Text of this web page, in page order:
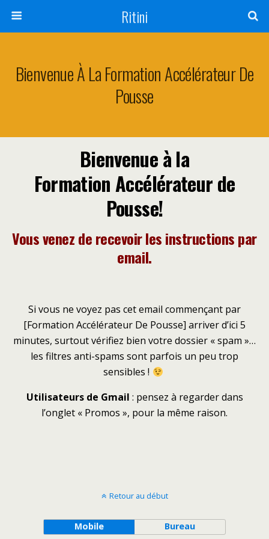
Ritini
Bienvenue À La Formation Accélérateur De
Pousse
Bienvenue à la
Formation Accélérateur de
Pousse!
Vous venez de recevoir les instructions par
email.
Si vous ne voyez pas cet email commençant par
[Formation Accélérateur De Pousse] arriver d’ici 5
minutes, surtout vérifiez bien votre dossier « spam »…
les filtres anti-spams sont parfois un peu trop
sensibles !
Utilisateurs de Gmail : pensez à regarder dans
l’onglet « Promos », pour la même raison.
Retour au début
Mobile Bureau